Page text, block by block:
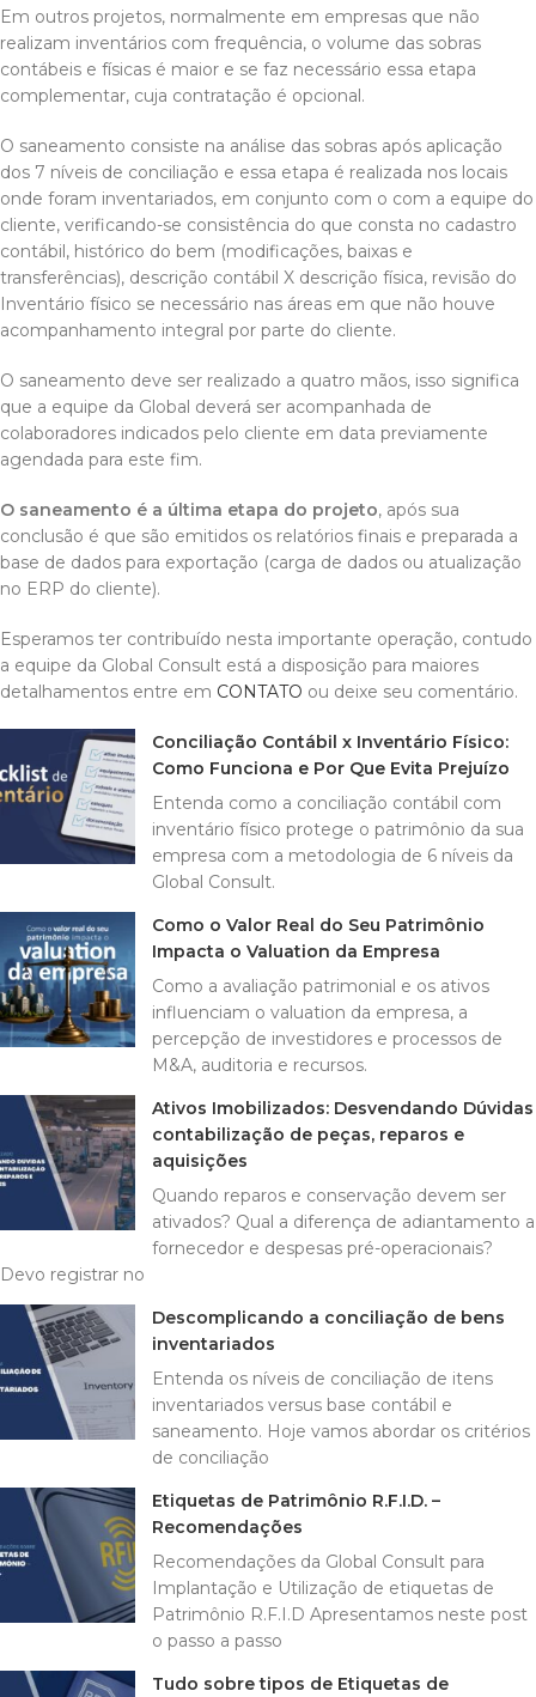
Em outros projetos, normalmente em empresas que não
realizam inventários com frequência, o volume das sobras
contábeis e físicas é maior e se faz necessário essa etapa
complementar, cuja contratação é opcional.
O saneamento consiste na análise das sobras após aplicação
dos 7 níveis de conciliação e essa etapa é realizada nos locais
onde foram inventariados, em conjunto com o com a equipe do
cliente, verificando-se consistência do que consta no cadastro
contábil, histórico do bem (modificações, baixas e
transferências), descrição contábil X descrição física, revisão do
Inventário físico se necessário nas áreas em que não houve
acompanhamento integral por parte do cliente.
O saneamento deve ser realizado a quatro mãos, isso significa
que a equipe da Global deverá ser acompanhada de
colaboradores indicados pelo cliente em data previamente
agendada para este fim.
O saneamento é a última etapa do projeto, após sua
conclusão é que são emitidos os relatórios finais e preparada a
base de dados para exportação (carga de dados ou atualização
no ERP do cliente).
Esperamos ter contribuído nesta importante operação, contudo
a equipe da Global Consult está a disposição para maiores
detalhamentos entre em CONTATO ou deixe seu comentário.
Conciliação Contábil x Inventário Físico:
Como Funciona e Por Que Evita Prejuízo
Entenda como a conciliação contábil com
inventário físico protege o patrimônio da sua
empresa com a metodologia de 6 níveis da
Global Consult.
Como o Valor Real do Seu Patrimônio
Impacta o Valuation da Empresa
Como a avaliação patrimonial e os ativos
influenciam o valuation da empresa, a
percepção de investidores e processos de
M&A, auditoria e recursos.
Ativos Imobilizados: Desvendando Dúvidas
contabilização de peças, reparos e
aquisições
Quando reparos e conservação devem ser
ativados? Qual a diferença de adiantamento a
fornecedor e despesas pré-operacionais?
Devo registrar no
Descomplicando a conciliação de bens
inventariados
Entenda os níveis de conciliação de itens
inventariados versus base contábil e
saneamento. Hoje vamos abordar os critérios
de conciliação
Etiquetas de Patrimônio R.F.I.D. –
Recomendações
Recomendações da Global Consult para
Implantação e Utilização de etiquetas de
Patrimônio R.F.I.D Apresentamos neste post
o passo a passo
Tudo sobre tipos de Etiquetas de